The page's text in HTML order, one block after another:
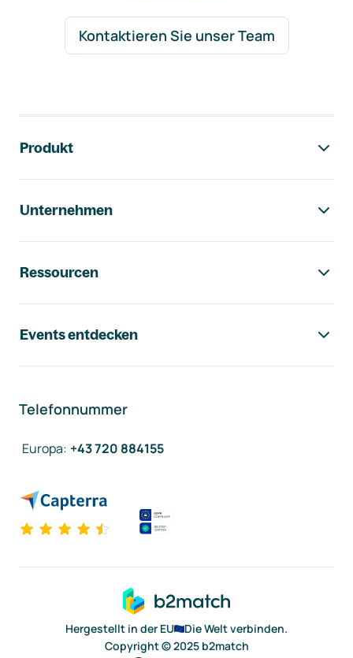
Kontaktieren Sie unser Team
Produkt
Unternehmen
Ressourcen
Events entdecken
Telefonnummer
Europa: +43 720 884155
Hergestellt in der EU
Die Welt verbinden.
Copyright © 2025 b2match